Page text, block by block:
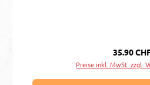
Regulärer
35.90
Preise inkl. MwSt. zzgl.